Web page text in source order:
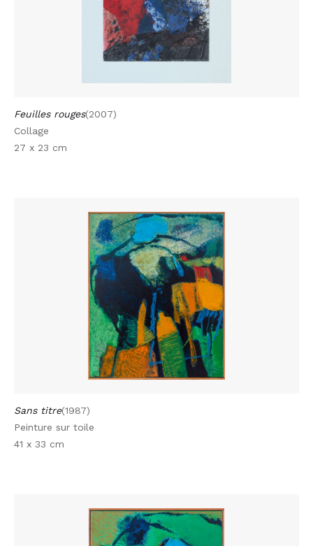
Feuilles rouges(2007)
Collage
27 x 23 cm
Sans titre(1987)
Peinture sur toile
41 x 33 cm